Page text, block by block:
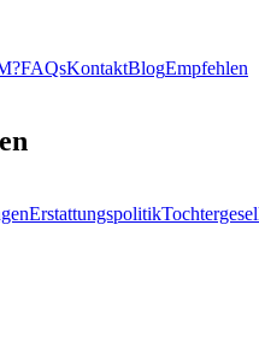
FAQsKontaktBlogEmpfehlen
Erstattungspolitik